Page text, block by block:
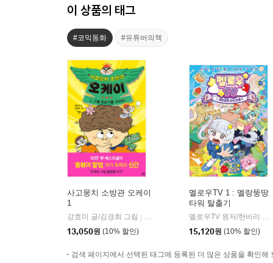
이 상품의 태그
#코믹동화 #유튜버의책
사고뭉치 소방관 오케이
1
강효미 글/김경희 그림
길벗스쿨
13,050원 (10% 할인)
멜로우TV 1 : 멜랑뚱땅
타워 탈출기
멜로우TV 원저/한바리 글/차차 그림
15,120원 (10% 할인)
검색 페이지에서 선택된 태그에 등록된 더 많은 상품을 확인해